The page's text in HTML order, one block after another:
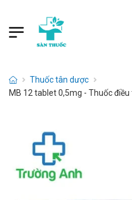
Thuốc tân dược
MB 12 tablet 0,5mg - Thuốc